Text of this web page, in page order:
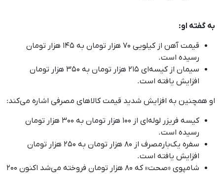
به گفته او:
قیمت آهن از کیلویی ۷۰ هزار تومان به ۱۴۵ هزار تومان
رسیده است.
سیمان از کیسه‌ای ۲۱۵ هزار تومان به ۳۵۰ هزار تومان
افزایش یافته است.
او همچنین به افزایش شدید قیمت کالاهای مصرفی اشاره می‌کند:
کیسه فریزر لوله‌ای از ۱۰۰ هزار تومان به ۳۰۰ هزار تومان
رسیده است.
سفره یک‌بارمصرف از ۸۰ هزار تومان به ۲۵۰ هزار تومان
افزایش یافته است.
شامپوی «صحت» که ۸۰ هزار تومان فروخته می‌شد اکنون ۲۰۰